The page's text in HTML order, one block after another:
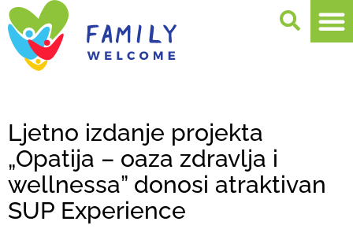
Ljetno izdanje projekta
„Opatija – oaza zdravlja i
wellnessa” donosi atraktivan
SUP Experience